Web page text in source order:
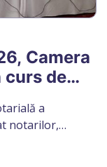
Camera
curs de
a
notarilor,
regimul juridic